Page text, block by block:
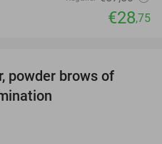
€28,75
powder brows of